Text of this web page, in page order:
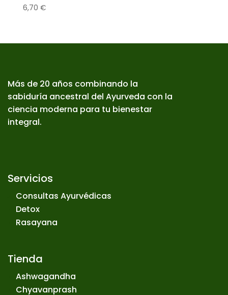
6,70 €
Más de 20 años combinando la
sabiduría ancestral del Ayurveda con la
ciencia moderna para tu bienestar
integral.
Servicios
Consultas Ayurvédicas
Detox
Rasayana
Tienda
Ashwagandha
Chyavanprash